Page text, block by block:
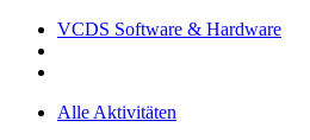
VCDS Software & Hardware
Alle Aktivitäten